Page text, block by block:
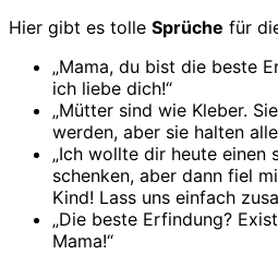
Hier gibt es tolle Sprüche für
„Mama, du bist die beste
ich liebe dich!“
„Mütter sind wie Kleber.
werden, aber sie halten
„Ich wollte dir heute einen
schenken, aber dann fiel
Kind! Lass uns einfach
„Die beste Erfindung?
Mama!“